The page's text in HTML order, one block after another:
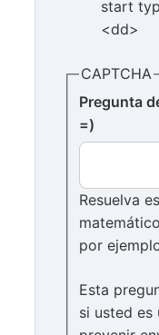
start
<dd>
CAPTCHA
Pregunta de
=)
Resuelva
por
Esta
si usted es